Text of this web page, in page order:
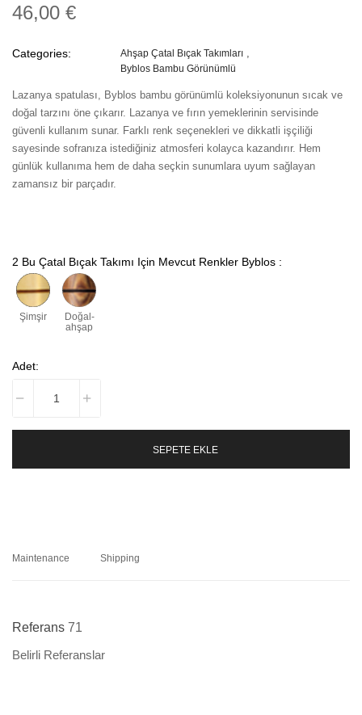
46,00 €
Categories:
Ahşap Çatal Bıçak Takımları
Byblos Bambu Görünümlü
Lazanya spatulası, Byblos bambu görünümlü koleksiyonunun sıcak ve
doğal tarzını öne çıkarır. Lazanya ve fırın yemeklerinin servisinde
güvenli kullanım sunar. Farklı renk seçenekleri ve dikkatli işçiliği
sayesinde sofranıza istediğiniz atmosferi kolayca kazandırır. Hem
günlük kullanıma hem de daha seçkin sunumlara uyum sağlayan
zamansız bir parçadır.
2 Bu Çatal Bıçak Takımı Için Mevcut Renkler Byblos :
Şimşir
Doğal-
ahşap
Adet:
SEPETE EKLE
Maintenance Shipping
Referans 71
Belirli Referanslar